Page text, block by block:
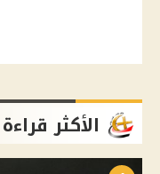
الأكثر قراءة